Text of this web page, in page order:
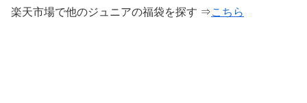
楽天市場で他のジュニアの福袋を探す ⇒こちら